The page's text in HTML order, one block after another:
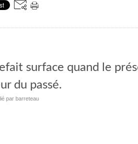
surface quand le
du passé.
par barreteau